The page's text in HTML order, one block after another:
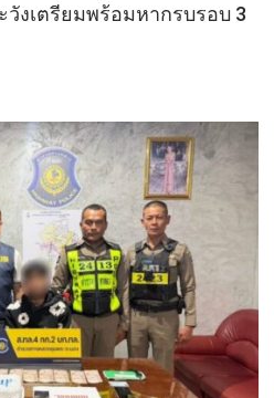
งเตรียมพร้อมหากรบรอบ 3